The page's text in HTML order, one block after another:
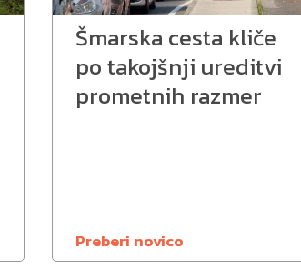
Šmarska cesta kliče
po takojšnji ureditvi
prometnih razmer
Preberi novico